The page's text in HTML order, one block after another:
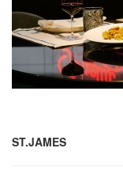
ST.JAMES